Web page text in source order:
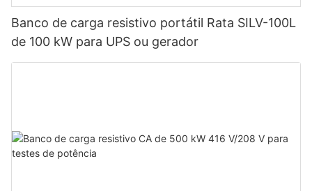
Banco de carga resistivo portátil Rata SILV-100L
de 100 kW para UPS ou gerador